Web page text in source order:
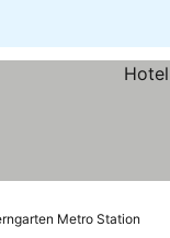
Metro Station